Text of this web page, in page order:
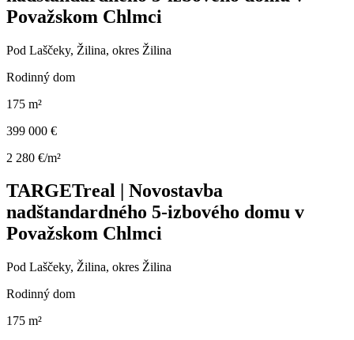
Považskom Chlmci
Pod Laščeky, Žilina, okres Žilina
Rodinný dom
175 m²
399 000 €
2 280 €/m²
TARGETreal | Novostavba
nadštandardného 5-izbového domu v
Považskom Chlmci
Pod Laščeky, Žilina, okres Žilina
Rodinný dom
175 m²